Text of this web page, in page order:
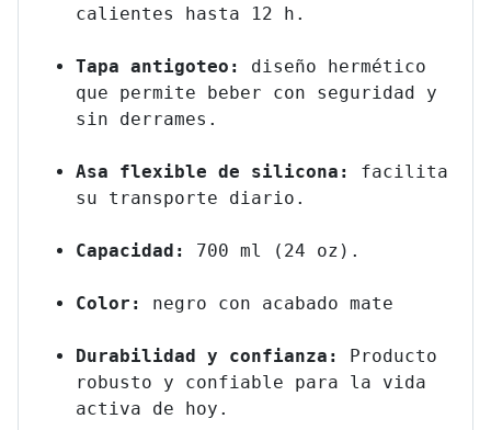
calientes hasta 12 h.
Tapa antigoteo: diseño hermético
que permite beber con seguridad y
sin derrames.
Asa flexible de silicona:
facilita
su transporte diario.
Capacidad: 700 ml (24 oz).
Color: negro con acabado mate
Durabilidad y confianza:
Producto
robusto y confiable para la vida
activa de hoy.